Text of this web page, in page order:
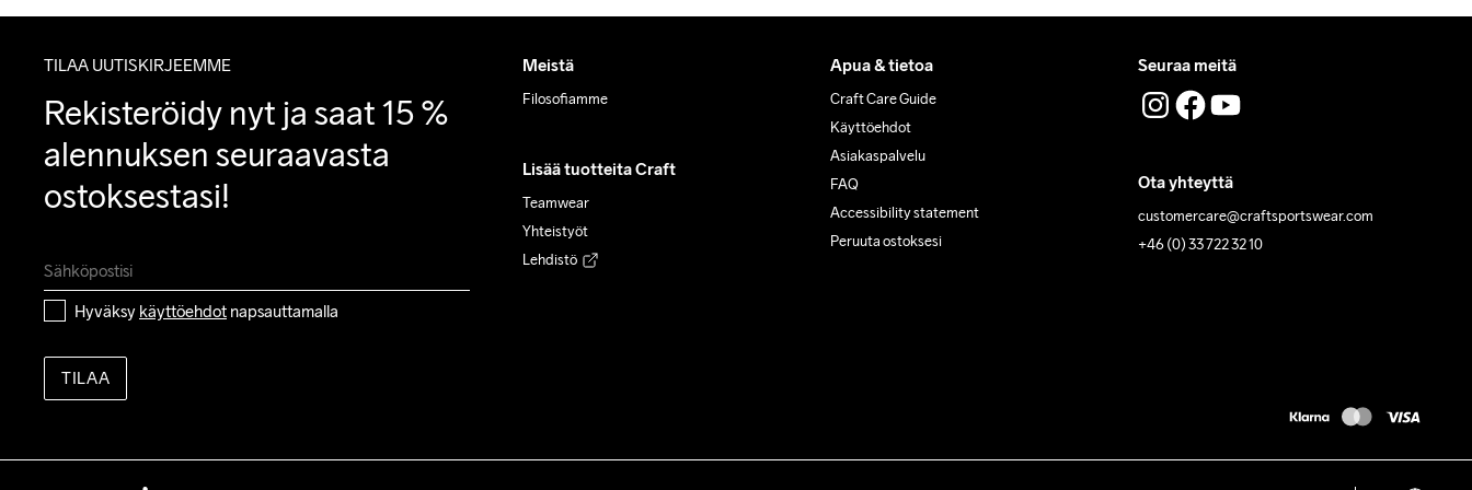
TILAA UUTISKIRJEEMME
Rekisteröidy nyt ja saat 15 %
alennuksen seuraavasta
ostoksestasi!
Hyväksy käyttöehdot napsauttamalla
TILAA
Meistä
Filosofiamme
Lisää tuotteita Craft
Teamwear
Yhteistyöt
Lehdistö
Apua & tietoa
Craft Care Guide
Käyttöehdot
Asiakaspalvelu
FAQ
Accessibility statement
Peruuta ostoksesi
Seuraa meitä
Ota yhteyttä
customercare@craftsportswear.com
+46 (0) 33 722 32 10